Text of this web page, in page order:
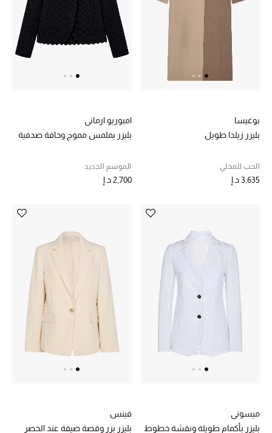
بوغيسا
بليزر زيلدا طويل
الحب للمحلي
3,635 د.إ
امبوريو ارماني
بليزر بملمس مموج وحافة صدفية
الموسم الجديد
2,700 د.إ
ميسوني
بليزر بأكمام طويلة ونقشة خطوط
فينس
بليزر بزر وقصة ضيقة عند الخصر